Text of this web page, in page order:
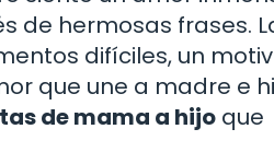
de hermosas frases.
difíciles, un
que une a madre e
de mama a hijo que